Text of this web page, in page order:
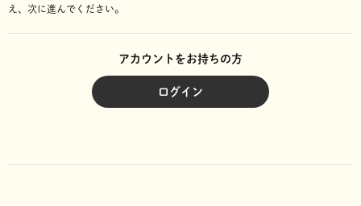
え、次に進んでください。
アカウントをお持ちの方
ログイン